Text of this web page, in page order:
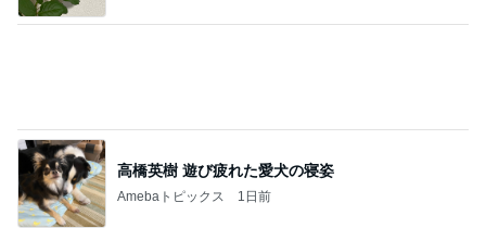
だいた 母の見舞いで元気な姿
Amebaトピックス 2日前